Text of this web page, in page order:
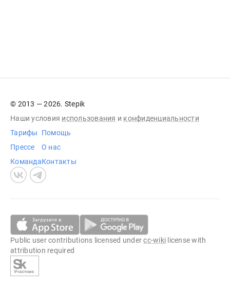
© 2013 — 2026. Stepik
Наши условия использования и конфиденциальности
Тарифы
Прессе
Команда
Помощь
О нас
Контакты
Public user contributions licensed undercc-wiki license with
attribution required